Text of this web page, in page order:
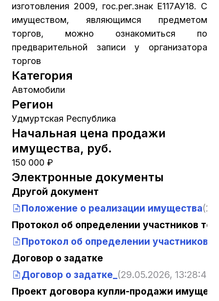
изготовления 2009, гос.рег.знак Е117АУ18. С
имуществом, являющимся предметом
торгов, можно ознакомиться по
предварительной записи у организатора
торгов
Категория
Автомобили
Регион
Удмуртская Республика
Начальная цена продажи
имущества, руб.
150 000 ₽
Электронные документы
Другой документ
Положение о реализации имущества
Протокол об определении участников
Протокол об определении участников
Договор о задатке
Договор о задатке_ (29.05.2026, 13:28:48)
Проект договора купли-продажи